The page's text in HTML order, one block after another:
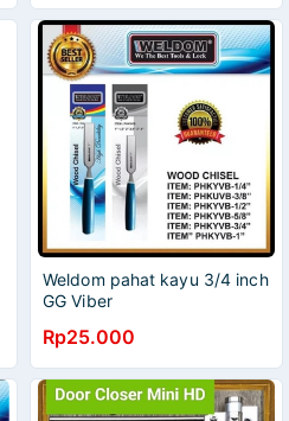
Weldom pahat kayu 3/4 inch
GG Viber
Rp25.000